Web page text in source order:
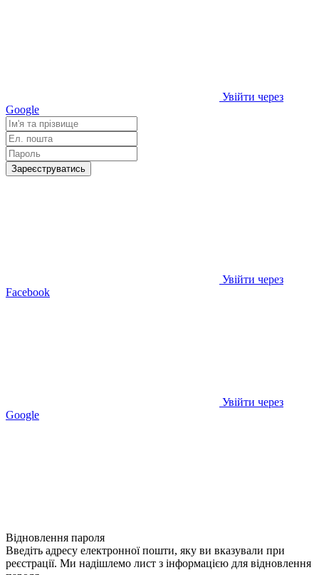
Увійти через
Google
Зареєструватись
Увійти через
Facebook
Увійти через
Google
Відновлення пароля
Введіть адресу електронної пошти, яку ви вказували при
реєстрації. Ми надішлемо лист з інформацією для відновлення